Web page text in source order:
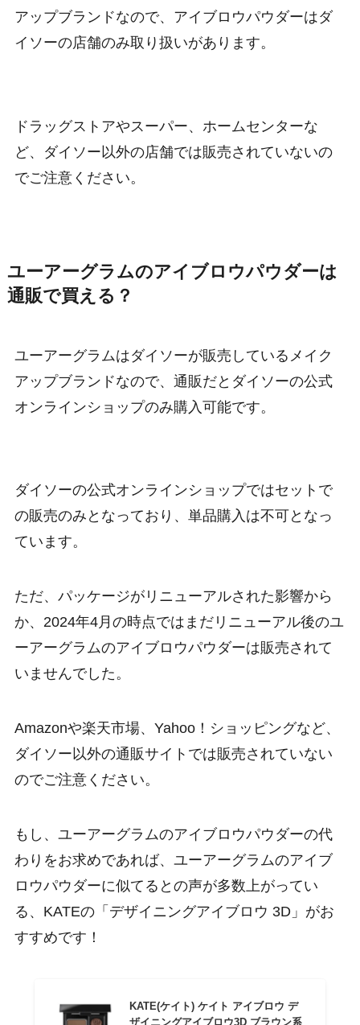
アップブランドなので、アイブロウパウダーはダ
イソーの店舗のみ取り扱いがあります。
ドラッグストアやスーパー、ホームセンターな
ど、ダイソー以外の店舗では販売されていないの
でご注意ください。
ユーアーグラムのアイブロウパウダーは
通販で買える？
ユーアーグラムはダイソーが販売しているメイク
アップブランドなので、通販だとダイソーの公式
オンラインショップのみ購入可能です。
ダイソーの公式オンラインショップではセットで
の販売のみとなっており、単品購入は不可となっ
ています。
ただ、パッケージがリニューアルされた影響から
か、2024年4月の時点ではまだリニューアル後のユ
ーアーグラムのアイブロウパウダーは販売されて
いませんでした。
Amazonや楽天市場、Yahoo！ショッピングなど、
ダイソー以外の通販サイトでは販売されていない
のでご注意ください。
もし、ユーアーグラムのアイブロウパウダーの代
わりをお求めであれば、ユーアーグラムのアイブ
ロウパウダーに似てるとの声が多数上がってい
る、KATEの「デザイニングアイブロウ 3D」がお
すすめです！
KATE(ケイト) ケイト アイブロウ デ
ザイニングアイブロウ3D ブラウン系